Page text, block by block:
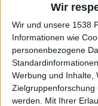
Wir
Wir und unsere 1538
Informationen wie
personenbezogene
Werbung und Inhalte,
Zielgruppenforschung
werden.
Mit Ihrer
Alben von